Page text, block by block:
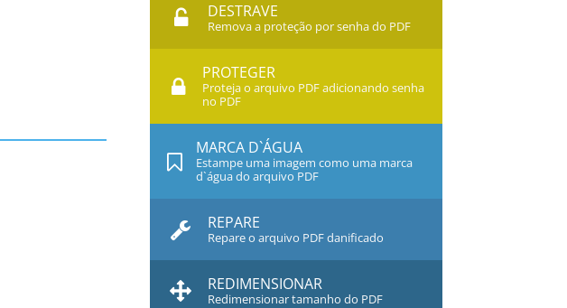
DESTRAVE
Remova a proteção por senha do PDF
PROTEGER
Proteja o arquivo PDF adicionando senha
no PDF
MARCA D`ÁGUA
Estampe uma imagem como uma marca
d`água do arquivo PDF
REPARE
Repare o arquivo PDF danificado
REDIMENSIONAR
Redimensionar tamanho do PDF